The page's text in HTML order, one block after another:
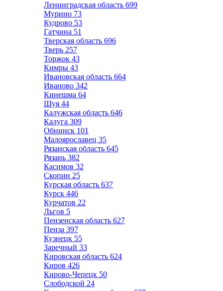
Ленинградская область 699
Мурино 73
Кудрово 53
Гатчина 51
Тверская область 696
Тверь 257
Торжок 43
Кимры 43
Ивановская область 664
Иваново 342
Кинешма 64
Шуя 44
Калужская область 646
Калуга 309
Обнинск 101
Малоярославец 35
Рязанская область 645
Рязань 382
Касимов 32
Скопин 25
Курская область 637
Курск 446
Курчатов 22
Льгов 5
Пензенская область 627
Пенза 397
Кузнецк 55
Заречный 33
Кировская область 624
Киров 426
Кирово-Чепецк 50
Слободской 24